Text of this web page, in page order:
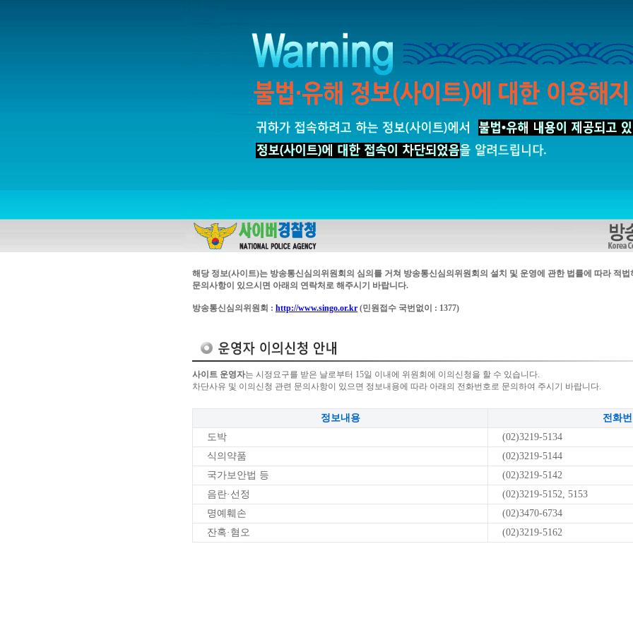
해당 정보(사이트)는 방송통신심의위원회의 심의를 거쳐 방송통신심의위원회의 설치 및 운영에 관한 법률에 따라 적
문의사항이 있으시면 아래의 연락처로 해주시기 바랍니다.
방송통신심의위원회 : http://www.singo.or.kr (민원접수 국번없이 : 1377)
사이트 운영자는 시정요구를 받은 날로부터 15일 이내에 위원회에 이의신청을 할 수 있습니다.
차단사유 및 이의신청 관련 문의사항이 있으면 정보내용에 따라 아래의 전화번호로 문의하여 주시기 바랍니다.
정보내용
전화
도박
(02)3219-5134
식의약품
(02)3219-5144
국가보안법 등
(02)3219-5142
음란·선정
(02)3219-5152, 5153
명예훼손
(02)3470-6734
잔혹·혐오
(02)3219-5162